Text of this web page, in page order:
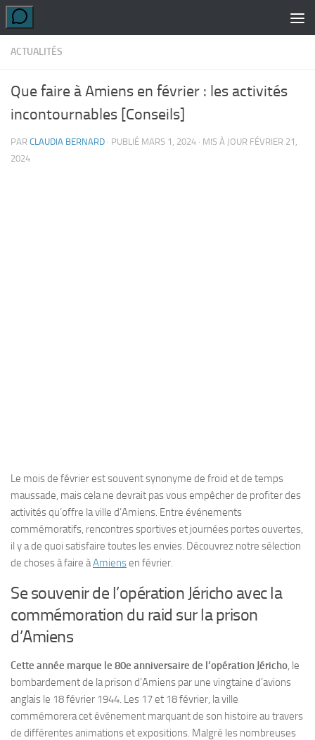
Skip to content
ACTUALITÉS
Que faire à Amiens en février : les activités
incontournables [Conseils]
PAR CLAUDIA BERNARD · PUBLIÉ MARS 1, 2024 · MIS À JOUR FÉVRIER 21,
2024
Le mois de février est souvent synonyme de froid et de temps
maussade, mais cela ne devrait pas vous empêcher de profiter des
activités qu’offre la ville d’Amiens. Entre événements
commémoratifs, rencontres sportives et journées portes ouvertes,
il y a de quoi satisfaire toutes les envies. Découvrez notre sélection
de choses à faire àAmiensen février.
Se souvenir de l’opération Jéricho avec la
commémoration du raid sur la prison
d’Amiens
Cette année marque le 80e anniversaire de l’opération Jéricho, le
bombardement de la prison d’Amiens par une vingtaine d’avions
anglais le 18 février 1944. Les 17 et 18 février, la ville
commémorera cet événement marquant de son histoire au travers
de différentes animations et expositions. Malgré les nombreuses